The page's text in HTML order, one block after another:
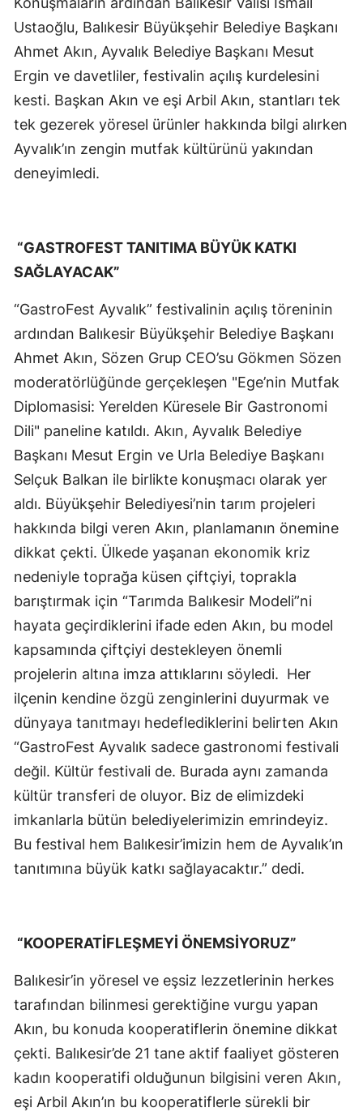
Ustaoğlu, Balıkesir Büyükşehir Belediye Başkanı
Ahmet Akın, Ayvalık Belediye Başkanı Mesut
Ergin ve davetliler, festivalin açılış kurdelesini
kesti. Başkan Akın ve eşi Arbil Akın, stantları tek
tek gezerek yöresel ürünler hakkında bilgi alırken
Ayvalık’ın zengin mutfak kültürünü yakından
deneyimledi.
“GASTROFEST TANITIMA BÜYÜK KATKI
SAĞLAYACAK”
“GastroFest Ayvalık” festivalinin açılış töreninin
ardından Balıkesir Büyükşehir Belediye Başkanı
Ahmet Akın, Sözen Grup CEO’su Gökmen Sözen
moderatörlüğünde gerçekleşen "Ege’nin Mutfak
Diplomasisi: Yerelden Küresele Bir Gastronomi
Dili" paneline katıldı. Akın, Ayvalık Belediye
Başkanı Mesut Ergin ve Urla Belediye Başkanı
Selçuk Balkan ile birlikte konuşmacı olarak yer
aldı. Büyükşehir Belediyesi’nin tarım projeleri
hakkında bilgi veren Akın, planlamanın önemine
dikkat çekti. Ülkede yaşanan ekonomik kriz
nedeniyle toprağa küsen çiftçiyi, toprakla
barıştırmak için “Tarımda Balıkesir Modeli”ni
hayata geçirdiklerini ifade eden Akın, bu model
kapsamında çiftçiyi destekleyen önemli
projelerin altına imza attıklarını söyledi. Her
ilçenin kendine özgü zenginlerini duyurmak ve
dünyaya tanıtmayı hedeflediklerini belirten Akın
“GastroFest Ayvalık sadece gastronomi festivali
değil. Kültür festivali de. Burada aynı zamanda
kültür transferi de oluyor. Biz de elimizdeki
imkanlarla bütün belediyelerimizin emrindeyiz.
Bu festival hem Balıkesir’imizin hem de Ayvalık’ın
tanıtımına büyük katkı sağlayacaktır.” dedi.
“KOOPERATİFLEŞMEYİ ÖNEMSİYORUZ”
Balıkesir’in yöresel ve eşsiz lezzetlerinin herkes
tarafından bilinmesi gerektiğine vurgu yapan
Akın, bu konuda kooperatiflerin önemine dikkat
çekti. Balıkesir’de 21 tane aktif faaliyet gösteren
kadın kooperatifi olduğunun bilgisini veren Akın,
eşi Arbil Akın’ın bu kooperatiflerle sürekli bir